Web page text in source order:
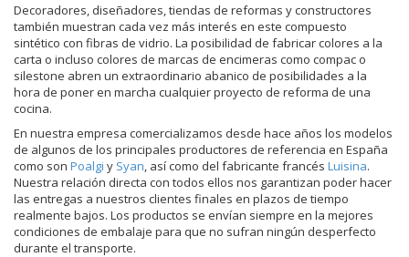
Decoradores, diseñadores, tiendas de reformas y constructores
también muestran cada vez más interés en este compuesto
sintético con fibras de vidrio. La posibilidad de fabricar colores a la
carta o incluso colores de marcas de encimeras como compac o
silestone abren un extraordinario abanico de posibilidades a la
hora de poner en marcha cualquier proyecto de reforma de una
cocina.
En nuestra empresa comercializamos desde hace años los modelos
de algunos de los principales productores de referencia en España
como son Poalgi y Syan , así como del fabricante francés Luisina.
Nuestra relación directa con todos ellos nos garantizan poder hacer
las entregas a nuestros clientes finales en plazos de tiempo
realmente bajos. Los productos se envían siempre en la mejores
condiciones de embalaje para que no sufran ningún desperfecto
durante el transporte.